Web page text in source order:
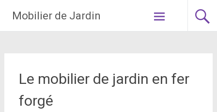
Mobilier de Jardin
Aller
au
contenu
Le mobilier de jardin en fer
forgé